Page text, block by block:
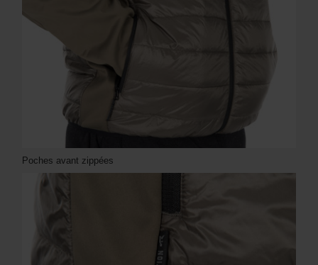
Poches avant zippées